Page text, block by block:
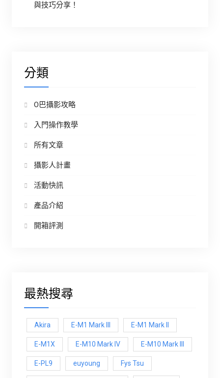
與技巧分享！
分類
O巴攝影攻略
入門操作教學
所有文章
攝影人計畫
活動快訊
產品介紹
開箱評測
最熱搜尋
Akira E-M1 Mark III E-M1 Mark ll
E-M1X E-M10 Mark IV E-M10 Mark lll
E-PL9 euyoung Fys Tsu